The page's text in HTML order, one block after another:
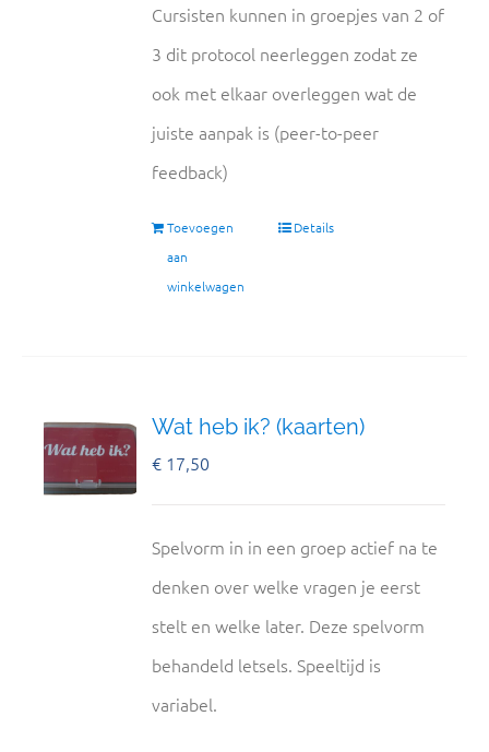
Cursisten kunnen in groepjes van 2 of
3 dit protocol neerleggen zodat ze
ook met elkaar overleggen wat de
juiste aanpak is (peer-to-peer
feedback)
Toevoegen
aan
winkelwagen
Details
Wat heb ik? (kaarten)
€ 17,50
Spelvorm in in een groep actief na te
denken over welke vragen je eerst
stelt en welke later. Deze spelvorm
behandeld letsels. Speeltijd is
variabel.